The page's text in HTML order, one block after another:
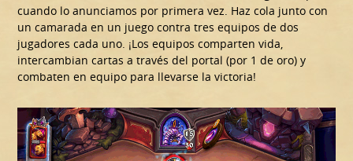
cuando lo anunciamos por primera vez. Haz cola junto con
un camarada en un juego contra tres equipos de dos
jugadores cada uno. ¡Los equipos comparten vida,
intercambian cartas a través del portal (por 1 de oro) y
combaten en equipo para llevarse la victoria!